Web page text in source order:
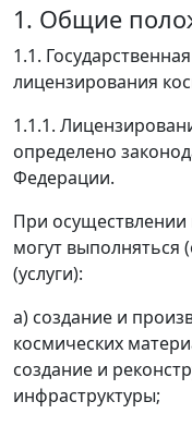
1. Общие
1.1.
лицензирования
1.1.1.
определено
Федерации.
При осуществлении
могут выполняться
(услуги):
а) создание и
космических
создание и
инфраструктуры;